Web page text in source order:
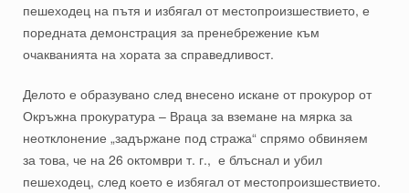
пешеходец на пътя и избягал от местопроизшествието, е
поредната демонстрация за пренебрежение към
очакванията на хората за справедливост.
Делото е образувано след внесено искане от прокурор от
Окръжна прокуратура – Враца за вземане на мярка за
неотклонение „задържане под стража“ спрямо обвиняем
за това, че на 26 октомври т. г., е блъснал и убил
пешеходец, след което е избягал от местопроизшествието.